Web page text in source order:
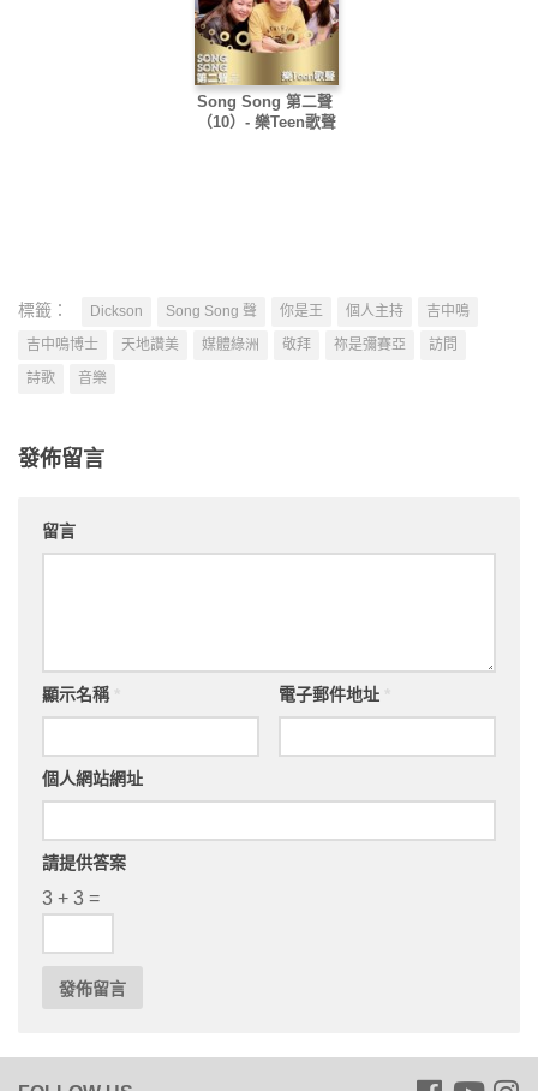
Song Song 第二聲
（10）- 樂Teen歌聲
標籤： Dickson Song Song 聲 你是王 個人主持
吉中鳴
吉中鳴博士
天地讚美 媒體綠洲 敬拜 祢是彌賽亞
訪問
詩歌
音樂
發佈留言
留言
顯示名稱 電子郵件地址
個人網站網址
請提供答案
3 + 3 =